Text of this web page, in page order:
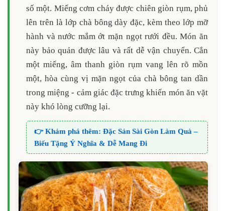
số một. Miếng cơm cháy được chiên giòn rụm, phủ
lên trên là lớp chà bông dày đặc, kèm theo lớp mỡ
hành và nước mắm ớt mặn ngọt rưới đều. Món ăn
này bảo quản được lâu và rất dễ vận chuyển. Cắn
một miếng, âm thanh giòn rụm vang lên rõ mồn
một, hòa cùng vị mặn ngọt của chà bông tan dần
trong miệng - cảm giác đặc trưng khiến món ăn vặt
này khó lòng cưỡng lại.
👉 Khám phá thêm: Đặc Sản Sài Gòn Làm Quà –
Biếu Tặng Ý Nghĩa & Dễ Mang Đi